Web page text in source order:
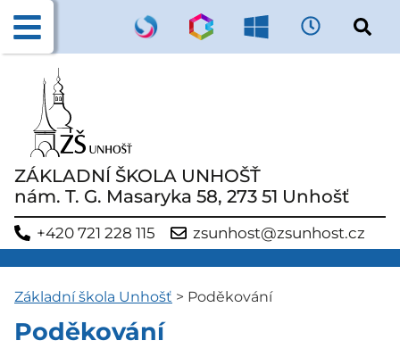
ZÁKLADNÍ ŠKOLA UNHOŠŤ
nám. T. G. Masaryka 58, 273 51 Unhošť
+420 721 228 115 zsunhost@zsunhost.cz
Základní škola Unhošť > Poděkování
Poděkování